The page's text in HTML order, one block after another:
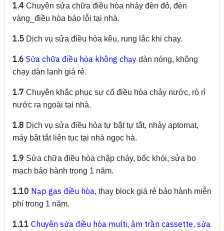
1.4 Chuyên sửa chữa điều hòa nháy đèn đỏ, đèn
vàng_điều hòa báo lỗi tại nhà.
1.5 Dịch vụ sửa điều hòa kêu, rung lắc khi chạy.
1.6 Sửa chữa điều hòa không chạy dàn nóng, không
chạy dàn lạnh giá rẻ.
1.7 Chuyên khắc phục sự cố điều hòa chảy nước, rò rỉ
nước ra ngoài tại nhà.
1.8 Dịch vụ sửa điều hòa tự bật tự tắt, nhảy aptomat,
máy bật tắt liên tục tại nhà ngọc hà.
1.9 Sửa chữa điều hòa chập cháy, bốc khói, sửa bo
mạch bảo hành trong 1 năm.
1.10 Nạp gas điều hòa, thay block giá rẻ bảo hành miễn
phí trong 1 năm.
1.11 Chuyên sửa điều hòa multi, âm trần cassette, sửa